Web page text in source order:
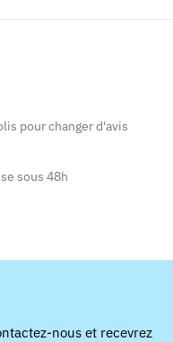
être
sur
pour changer d'avis
sous 48h
nous et recevrez